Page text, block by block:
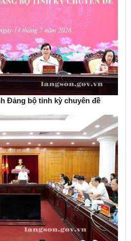
Đảng bộ tỉnh kỳ chuyên đề